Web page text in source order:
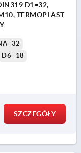
D1=32,
TERMOPLAST
D6=18
SZCZEGÓŁY